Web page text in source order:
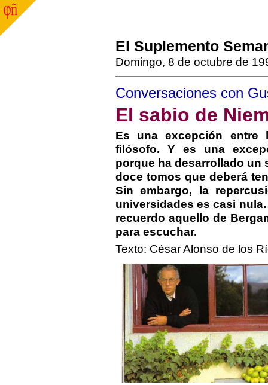
El Suplemento
Domingo, 8 de octubre de
Conversaciones con
El sabio de
Es una excepción entre
filósofo. Y es una
porque ha desarrollado un
doce tomos que deberá
Sin embargo, la
universidades es casi
recuerdo aquello de
para escuchar.
Texto: César Alonso de los